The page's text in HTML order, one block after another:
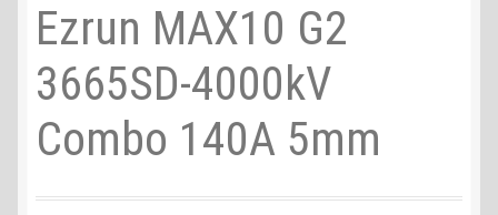
Recycling, Entsorgung und Umwelt
Shop
Warenkorb
Ablauf einer Bestellung
Ezrun MAX10 G2
3665SD-4000kV
Combo 140A 5mm